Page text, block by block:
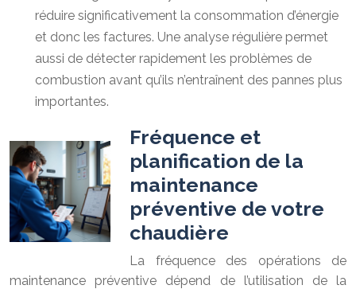
réduire significativement la consommation d’énergie
et donc les factures. Une analyse régulière permet
aussi de détecter rapidement les problèmes de
combustion avant qu’ils n’entraînent des pannes plus
importantes.
Fréquence et
planification de la
maintenance
préventive de votre
chaudière
La fréquence des opérations de
maintenance préventive dépend de l’utilisation de la